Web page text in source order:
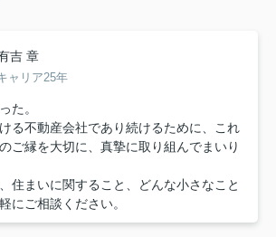
吉 章
ャリア25年
た。
る不動産会社であり続けるために、これ
ご縁を大切に、真摯に取り組んでまいり
住まいに関すること、どんな小さなこと
にご相談ください。